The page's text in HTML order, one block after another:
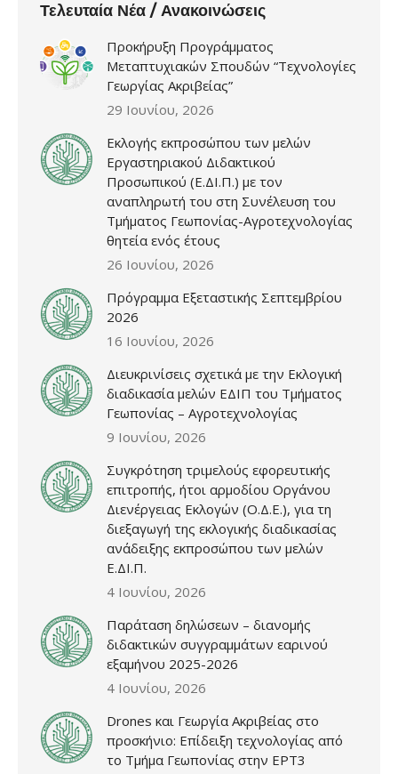
Τελευταία Νέα / Ανακοινώσεις
Προκήρυξη Προγράμματος
Μεταπτυχιακών Σπουδών “Τεχνολογίες
Γεωργίας Ακριβείας”
29 Ιουνίου, 2026
Εκλογής εκπροσώπου των μελών
Εργαστηριακού Διδακτικού
Προσωπικού (Ε.ΔΙ.Π.) με τον
αναπληρωτή του στη Συνέλευση του
Τμήματος Γεωπονίας-Αγροτεχνολογίας
θητεία ενός έτους
26 Ιουνίου, 2026
Πρόγραμμα Εξεταστικής Σεπτεμβρίου
2026
16 Ιουνίου, 2026
Διευκρινίσεις σχετικά με την Εκλογική
διαδικασία μελών ΕΔΙΠ του Τμήματος
Γεωπονίας – Αγροτεχνολογίας
9 Ιουνίου, 2026
Συγκρότηση τριμελούς εφορευτικής
επιτροπής, ήτοι αρμοδίου Οργάνου
Διενέργειας Εκλογών (Ο.Δ.Ε.), για τη
διεξαγωγή της εκλογικής διαδικασίας
ανάδειξης εκπροσώπου των μελών
Ε.ΔΙ.Π.
4 Ιουνίου, 2026
Παράταση δηλώσεων – διανομής
διδακτικών συγγραμμάτων εαρινού
εξαμήνου 2025-2026
4 Ιουνίου, 2026
Drones και Γεωργία Ακριβείας στο
προσκήνιο: Επίδειξη τεχνολογίας από
το Τμήμα Γεωπονίας στην ΕΡΤ3